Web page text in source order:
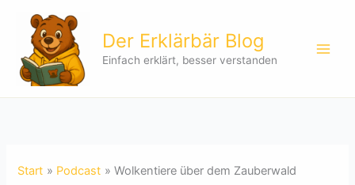
springen
Der Erklärbär Blog
Einfach erklärt, besser verstanden
Start Podcast Wolkentiere über dem Zauberwald